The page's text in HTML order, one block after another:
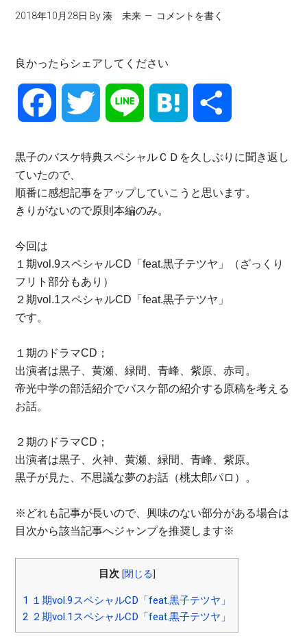
2018年10月28日 By湊 未来 コメントを書く
良かったらシェアしてください
Facebook Twitter Line Hatena
黒子のバスケ特典スペシャルＣＤを久しぶりに聞き返し
ていたので、
順番に感想記事をアップしていこうと思います。
きりがないので原則本編のみ。
今回は
１期vol.9スペシャルCD「feat.黒子テツヤ」（ざっくり
フリト部分もあり）
２期vol.1スペシャルCD「feat.黒子テツヤ」
です。
１期のドラマCD；
出演者は黒子、黄瀬、緑間、青峰、紫原、赤司。
帝光中学の部活紹介でバスケ部の紹介する原稿を考える
お話。
２期のドラマCD；
出演者は黒子、火神、黄瀬、緑間、青峰、紫原。
黒子が見た、不思議な夢のお話（桃太郎パロ）。
※どれも記事が長いので、興味のない部分がある場合は
目次から該当記事へジャンプを推奨します※
目次 [閉じる]
1 １期vol.9スペシャルCD「feat.黒子テツヤ」
2 ２期vol.1スペシャルCD「feat.黒子テツヤ」